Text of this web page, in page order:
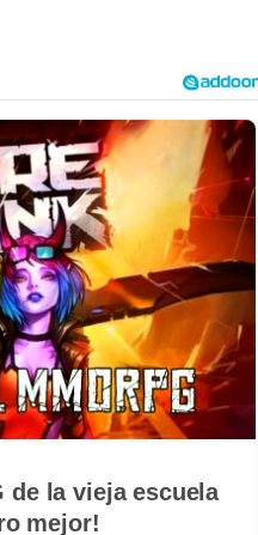
de la vieja escuela
mejor!